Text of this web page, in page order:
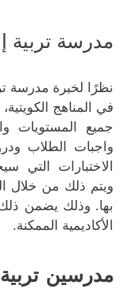
مدرسة تربية
نظرًا لخبرة مدرسة
في المناهج
جميع المستويات
واجبات الطلاب
الاختبارات التي
ويتم ذلك من خلال
بها. وذلك يضمن
الأكاديمية الممكنة.
مدرسين